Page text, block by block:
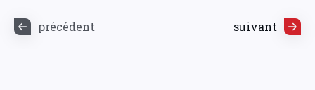
précédent suivant